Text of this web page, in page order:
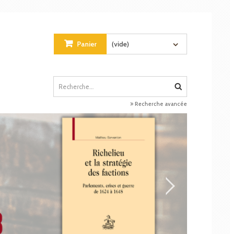
Panier (vide)
Recherche avancée